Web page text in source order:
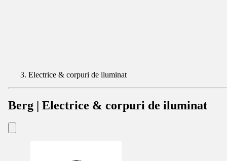
Electrice & corpuri de iluminat
Berg | Electrice & corpuri de iluminat